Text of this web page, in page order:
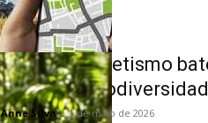
Como o mimetismo
protege a
Anne Silva - 1 de maio de 2026